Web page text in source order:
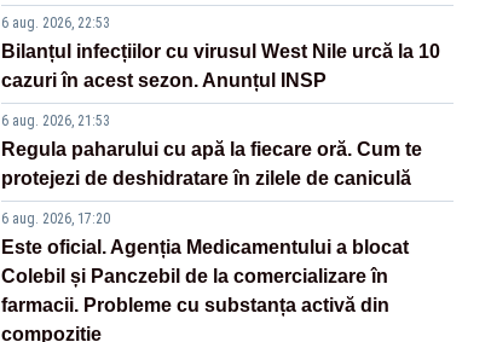
6 aug. 2026, 22:53
Bilanțul infecțiilor cu virusul West Nile urcă la 10
cazuri în acest sezon. Anunțul INSP
6 aug. 2026, 21:53
Regula paharului cu apă la fiecare oră. Cum te
protejezi de deshidratare în zilele de caniculă
6 aug. 2026, 17:20
Este oficial. Agenția Medicamentului a blocat
Colebil și Panczebil de la comercializare în
farmacii. Probleme cu substanța activă din
compoziție